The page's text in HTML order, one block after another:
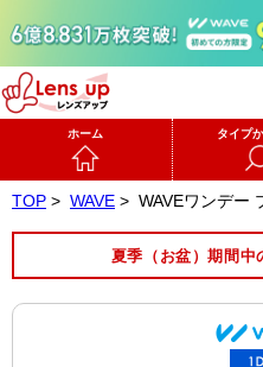
ホーム タイプ
TOP > WAVE > WAVEワンデー
夏季（お盆）期間中